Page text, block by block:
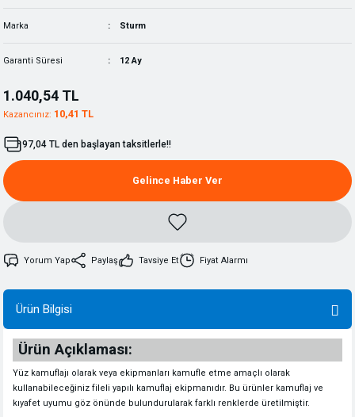
Marka Sturm
Garanti Süresi 12 Ay
1.040,54 TL
Kazancınız: 10,41 TL
97,04 TL den başlayan taksitlerle!!
Gelince Haber Ver
Yorum Yap Paylaş Tavsiye Et Fiyat Alarmı
Ürün Bilgisi
Ürün Açıklaması:
Yüz kamuflajı olarak veya ekipmanları kamufle etme amaçlı olarak
kullanabileceğiniz fileli yapılı kamuflaj ekipmanıdır. Bu ürünler kamuflaj ve
kıyafet uyumu göz önünde bulundurularak farklı renklerde üretilmiştir.